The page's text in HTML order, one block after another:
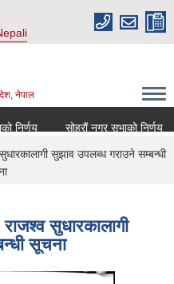
नेपाल
सोह्रौं नगर सभाको निर्णय
सुझाव उपलब्ध गराउने सम्बन्धी
सुधारकालागी
सूचना